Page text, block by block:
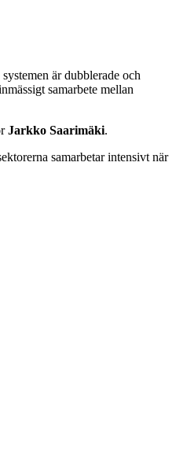
är dubblerade och
samarbete mellan
Jarkko Saarimäki.
samarbetar intensivt när